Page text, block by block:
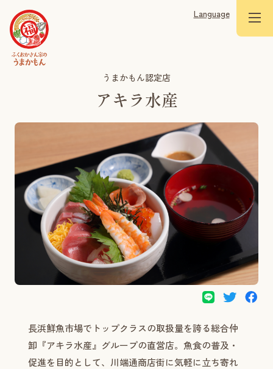
Language
うまかもん認定店
アキラ水産
長浜鮮魚市場でトップクラスの取扱量を誇る総合仲
卸『アキラ水産』グループの直営店。魚食の普及・
促進を目的として、川端通商店街に気軽に立ち寄れ